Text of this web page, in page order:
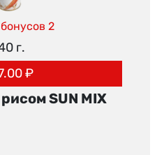
2
г.
₽
SUN MIX